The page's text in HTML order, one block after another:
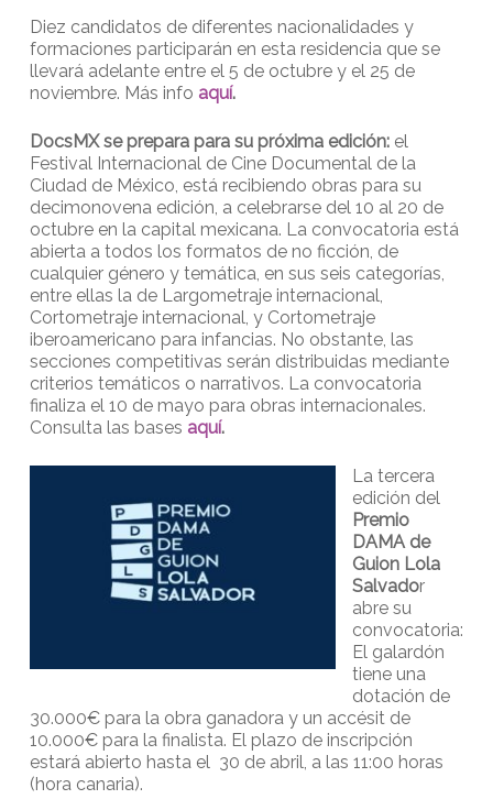
Diez candidatos de diferentes nacionalidades y
formaciones participarán en esta residencia que se
llevará adelante entre el 5 de octubre y el 25 de
noviembre. Más info aquí.
DocsMX se prepara para su próxima edición: el
Festival Internacional de Cine Documental de la
Ciudad de México, está recibiendo obras para su
decimonovena edición, a celebrarse del 10 al 20 de
octubre en la capital mexicana. La convocatoria está
abierta a todos los formatos de no ficción, de
cualquier género y temática, en sus seis categorías,
entre ellas la de Largometraje internacional,
Cortometraje internacional, y Cortometraje
iberoamericano para infancias. No obstante, las
secciones competitivas serán distribuidas mediante
criterios temáticos o narrativos. La convocatoria
finaliza el 10 de mayo para obras internacionales.
Consulta las bases aquí.
La tercera
edición del
Premio
DAMA de
Guion Lola
Salvador
abre su
convocatoria:
El galardón
tiene una
dotación de
30.000€ para la obra ganadora y un accésit de
10.000€ para la finalista. El plazo de inscripción
estará abierto hasta el 30 de abril, a las 11:00 horas
(hora canaria).